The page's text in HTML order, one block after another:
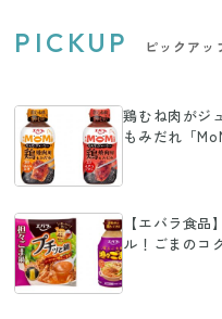
PICKUP ピックアッ
鶏むね肉がジ
もみだれ「
【エバラ食
ル！ごまのコ